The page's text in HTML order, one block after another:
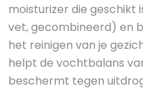
moisturizer die geschikt
vet, gecombineerd) en
het reinigen van je
helpt de vochtbalans
beschermt tegen